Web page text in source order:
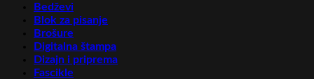
Bedževi
Blok za pisanje
Brošure
Digitalna štampa
Dizajn i priprema
Fascikle